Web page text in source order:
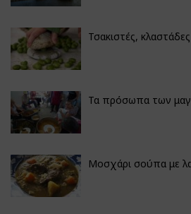
Τσακιστές,
Τα πρόσωπα των
Μοσχάρι σούπα με